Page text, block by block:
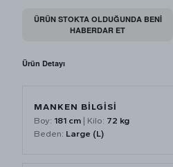
ÜRÜN STOKTA OLDUĞUNDA BENI
HABERDAR ET
Ürün Detayı
MANKEN BİLGİSİ
Boy: 181 cm | Kilo: 72 kg
Beden: Large (L)